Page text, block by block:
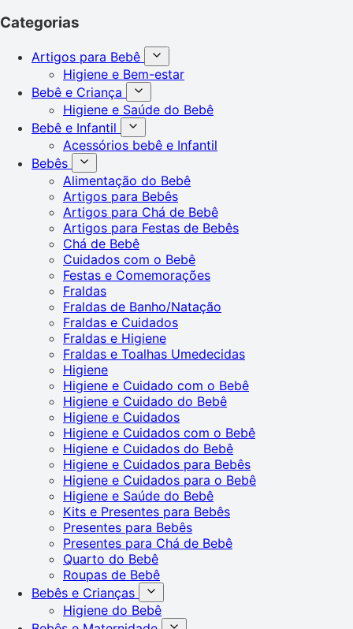
Categorias
Artigos para Bebê
Higiene e Bem-estar
Bebê e Criança
Higiene e Saúde do Bebê
Bebê e Infantil
Acessórios bebê e Infantil
Bebês
Alimentação do Bebê
Artigos para Bebês
Artigos para Chá de Bebê
Artigos para Festas de Bebês
Chá de Bebê
Cuidados com o Bebê
Festas e Comemorações
Fraldas
Fraldas de Banho/Natação
Fraldas e Cuidados
Fraldas e Higiene
Fraldas e Toalhas Umedecidas
Higiene
Higiene e Cuidado com o Bebê
Higiene e Cuidado do Bebê
Higiene e Cuidados
Higiene e Cuidados com o Bebê
Higiene e Cuidados do Bebê
Higiene e Cuidados para Bebês
Higiene e Cuidados para o Bebê
Higiene e Saúde do Bebê
Kits e Presentes para Bebês
Presentes para Bebês
Presentes para Chá de Bebê
Quarto do Bebê
Roupas de Bebê
Bebês e Crianças
Higiene do Bebê